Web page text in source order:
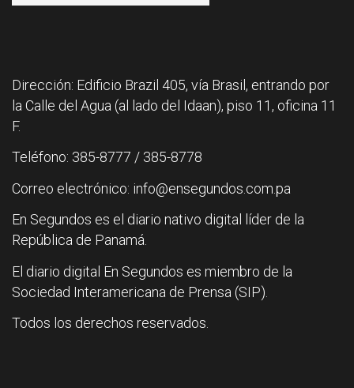
Dirección: Edificio Brazil 405, vía Brasil, entrando por
la Calle del Agua (al lado del Idaan), piso 11, oficina 11
F.
Teléfono: 385-8777 / 385-8778
Correo electrónico: info@ensegundos.com.pa
En Segundos es el diario nativo digital líder de la
República de Panamá.
El diario digital En Segundos es miembro de la
Sociedad Interamericana de Prensa (SIP).
Todos los derechos reservados.